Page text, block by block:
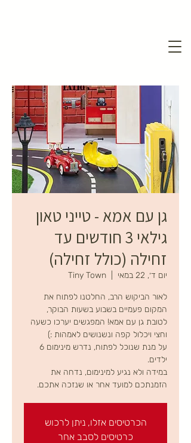
גן עם אמא - טייני טאון
גילאי 3 חודשים עד
זחילה (כולל זחילה)
יום ד׳, 22 במאי Tiny Town
לאור הביקוש הרב, החלטנו לפתוח את
לטובת גן עם אמא! המפגשים יערכו כשעה
על מנת שנוכל לפתוח, נדרש מינימום 6
במידה ולא נגיע למינימום, נדחה את
הזמנתכם למועד אחר או שנזכה אתכם.
הכרטיסים אזלו, ניתן לרכוש
כרטיסים לסבב אחר